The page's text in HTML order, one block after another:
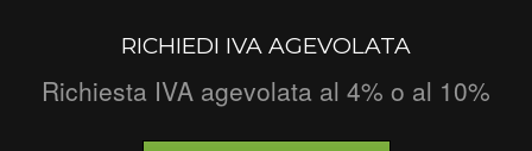
RICHIEDI IVA AGEVOLATA
Richiesta IVA agevolata al 4% o al 10%